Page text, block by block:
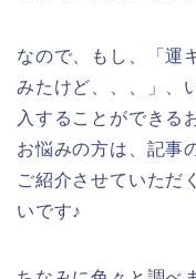
なので、もし、「運
みたけど、、、」、
入することができる
お悩みの方は、記事
ご紹介させていただ
いです♪